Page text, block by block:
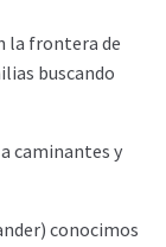
la frontera de
buscando
caminantes y
conocimos